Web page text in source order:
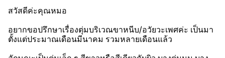
สวัสดีค่ะคุณหมอ
อยากขอปรึกษาเรื่องตุ่มบริเวณขาหนีบ/อวัยวะเพศค่ะ เป็นมา
ตั้งแต่ประมาณเดือนมีนาคม รวมหลายเดือนแล้ว